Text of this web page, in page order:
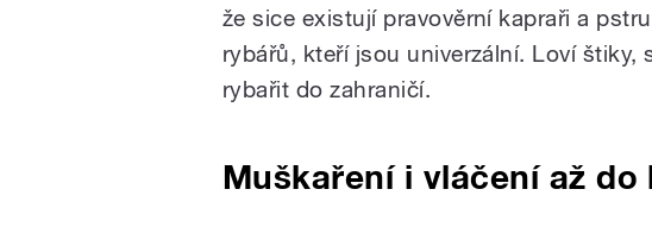
že sice existují pravověrní kapraři a
rybářů, kteří jsou univerzální. Loví štiky,
rybařit do zahraničí.
Muškaření i vláčení až